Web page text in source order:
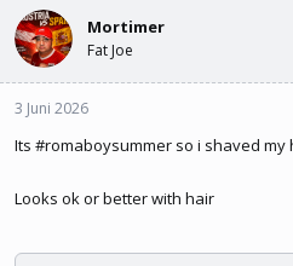
e
r
t
Mortimer
Fat Joe
3 Juni 2026
Its #romaboysummer so i shaved my
Looks ok or better with hair